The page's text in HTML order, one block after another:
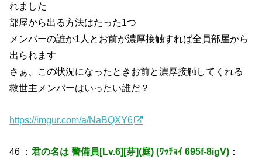
れました
部屋から出る方法はたった1つ
メンバーの誰か1人とお前が濃厚接触すれば全員部屋から
出られます
さぁ、この状況になったときお前と濃厚接触してくれる
救世主メンバーはいったい誰だ？
https://imgur.com/a/NaBQXY6
46 ：君の名は 警備員[Lv.6][芽](庭) (ﾜｯﾁｮｲ 695f-8igV) ：